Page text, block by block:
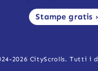
Stampe gratis ›
2026 CityScrolls. Tutti i